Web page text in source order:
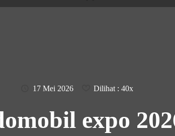
17 Mei 2026 Dilihat : 40x
expo